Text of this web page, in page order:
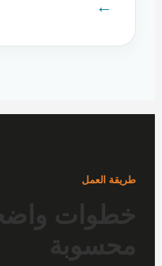
←
طريقة العمل
خطوات
محسوبة